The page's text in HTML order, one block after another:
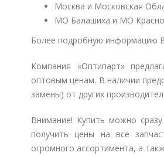
Москва и Московская
МО Балашиха и МО
Более подробную информацию
Компания «Оптипарт»
оптовым ценам. В наличии
замены) от других
Внимание! Купить можно
получить цены на все
огромного ассортимента, а